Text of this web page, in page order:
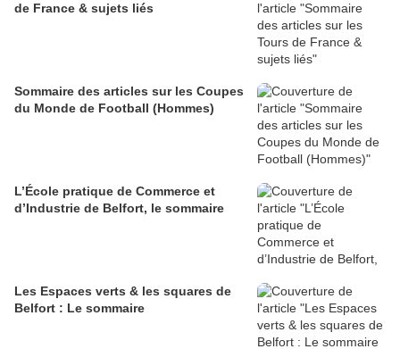
de France & sujets liés
Sommaire des articles sur les Coupes
du Monde de Football (Hommes)
L’École pratique de Commerce et
d’Industrie de Belfort, le sommaire
Les Espaces verts & les squares de
Belfort : Le sommaire